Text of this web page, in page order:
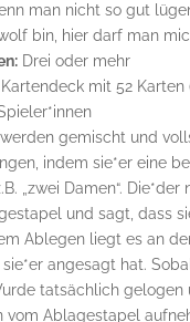
man nicht so gut
bin, hier darf man
Drei oder mehr
mit 52
gemischt und
indem sie*er eine
„zwei Damen“.
und sagt, dass
Ablegen liegt es an
angesagt hat.
tatsächlich
vom Ablagestapel